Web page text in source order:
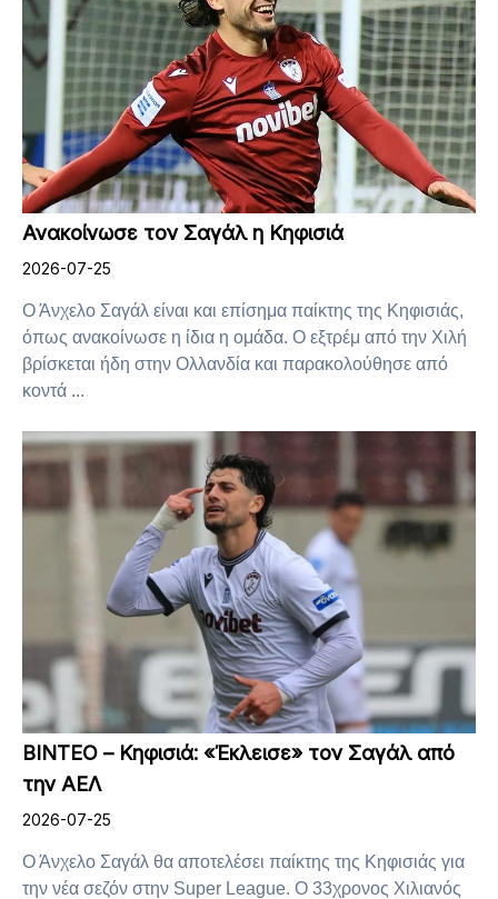
Ανακοίνωσε τον Σαγάλ η Κηφισιά
2026-07-25
Ο Άνχελο Σαγάλ είναι και επίσημα παίκτης της Κηφισιάς,
όπως ανακοίνωσε η ίδια η ομάδα. Ο εξτρέμ από την Χιλή
βρίσκεται ήδη στην Ολλανδία και παρακολούθησε από
κοντά ...
ΒΙΝΤΕΟ – Κηφισιά: «Έκλεισε» τον Σαγάλ από
την ΑΕΛ
2026-07-25
Ο Άνχελο Σαγάλ θα αποτελέσει παίκτης της Κηφισιάς για
την νέα σεζόν στην Super League. Ο 33χρονος Χιλιανός